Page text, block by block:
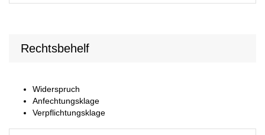
Rechtsbehelf
Widerspruch
Anfechtungsklage
Verpflichtungsklage